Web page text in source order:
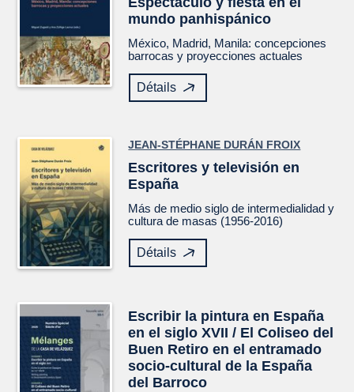
mundo panhispánico
México, Madrid, Manila: concepciones
barrocas y proyecciones actuales
Détails
JEAN-STÉPHANE DURÁN FROIX
Escritores y televisión en
España
Más de medio siglo de intermedialidad y
cultura de masas (1956-2016)
Détails
Escribir la pintura en España
en el siglo XVII / El Coliseo del
Buen Retiro en el entramado
socio-cultural de la España
del Barroco